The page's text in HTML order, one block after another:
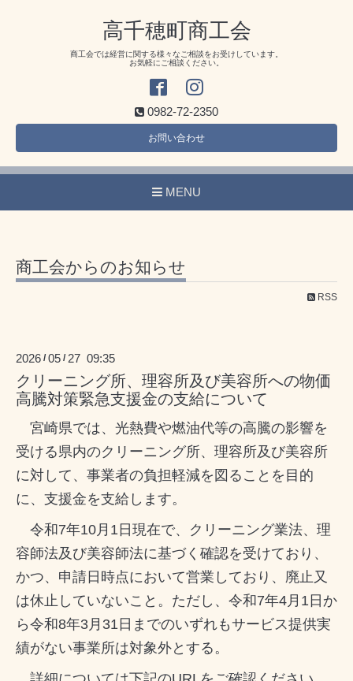
高千穂町商工会
商工会では経営に関する様々なご相談をお受けしています。
お気軽にご相談ください。
0982-72-2350
お問い合わせ
MENU
商工会からのお知らせ
RSS
2026 /05 / 27 09:35
クリーニング所、理容所及び美容所への物価
高騰対策緊急支援金の支給について
宮崎県では、光熱費や燃油代等の高騰の影響を
受ける県内のクリーニング所、理容所及び美容所
に対して、事業者の負担軽減を図ることを目的
に、支援金を支給します。
令和7年10月1日現在で、クリーニング業法、理
容師法及び美容師法に基づく確認を受けており、
かつ、申請日時点において営業しており、廃止又
は休止していないこと。ただし、令和7年4月1日か
ら令和8年3月31日までのいずれもサービス提供実
績がない事業所は対象外とする。